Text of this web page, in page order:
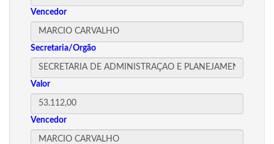
Vencedor
Secretaria/Orgão
Valor
Vencedor